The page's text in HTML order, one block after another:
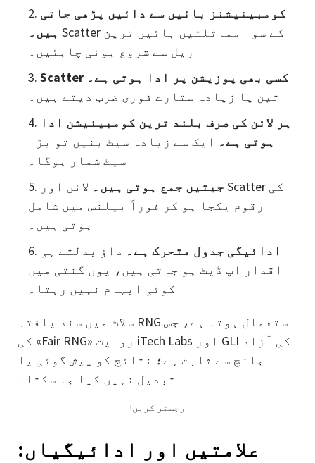
کومبینیشنز بائیں سے دائیں پڑھی جاتی
ہیں۔ Scatter کے سوا مماثلتیں بائیں ترین
ریل سے شروع ہونی چاہئیں۔
Scatter کسی بھی پوزیشن پر ادا ہوتی ہے۔
تین یا زیادہ ستارے فوری ضرب دیتے ہیں۔
ہر لائن کی صرف بلند ترین کومبینیشن ادا
ہوتی ہے۔ ایک سے زیادہ سیٹ بنیں تو بڑا
سیٹ شمار ہوگا۔
جیتیں جمع ہوتی ہیں۔ لائن اور Scatter کی
رقوم یکجا ہو کر فوراً بیلنس میں شامل
ہوتی ہیں۔
ادائیگی جدول متحرک ہے۔ داؤ بدلتے ہی
اقدار اپ ڈیٹ ہو جاتی ہیں، یوں گنتی میں
کوئی ابہام نہیں رہتا۔
سلاٹ میں سند یافتہ RNG استعمال ہوتا ہے، جس
کی «Fair RNG» روایت iTech Labs اور GLI کی آزاد
جانچ سے ثابت ہے؛ نتائج کو پیش گوئی یا
تبدیل نہیں کیا جا سکتا۔
!رجسٹر کریں
علامتیں اور ادائیگیاں: